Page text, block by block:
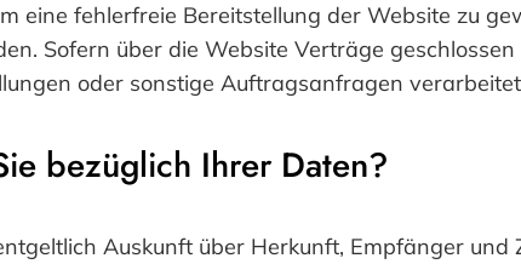
eine fehlerfreie Bereitstellung der Website zu
Sofern über die Website Verträge
oder sonstige Auftragsanfragen
bezüglich Ihrer Daten?
Auskunft über Herkunft, Empfänger